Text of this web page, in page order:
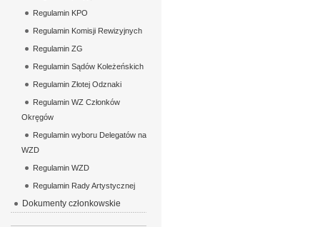
Regulamin KPO
Regulamin Komisji Rewizyjnych
Regulamin ZG
Regulamin Sądów Koleżeńskich
Regulamin Złotej Odznaki
Regulamin WZ Członków
Okręgów
Regulamin wyboru Delegatów na
WZD
Regulamin WZD
Regulamin Rady Artystycznej
Dokumenty członkowskie